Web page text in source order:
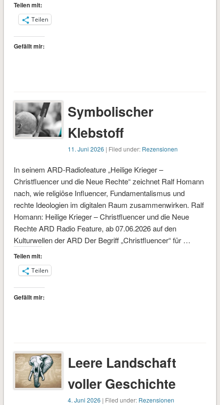
Teilen mit:
Teilen
Gefällt mir:
Symbolischer
Klebstoff
11. Juni 2026 | Filed under: Rezensionen
In seinem ARD-Radiofeature „Heilige Krieger –
Christfluencer und die Neue Rechte“ zeichnet Ralf Homann
nach, wie religiöse Influencer, Fundamentalismus und
rechte Ideologien im digitalen Raum zusammenwirken. Ralf
Homann: Heilige Krieger – Christfluencer und die Neue
Rechte ARD Radio Feature, ab 07.06.2026 auf den
Kulturwellen der ARD Der Begriff „Christfluencer“ für …
Teilen mit:
Teilen
Gefällt mir:
Leere Landschaft
voller Geschichte
4. Juni 2026 | Filed under: Rezensionen